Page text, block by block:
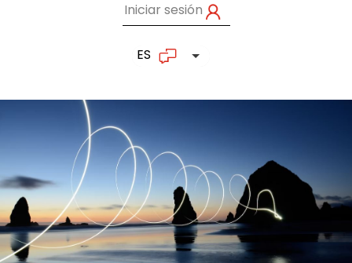
User account
Iniciar sesión
ES Lista adicional de